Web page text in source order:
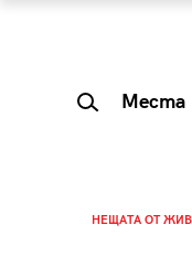
Места
НЕЩАТА ОТ